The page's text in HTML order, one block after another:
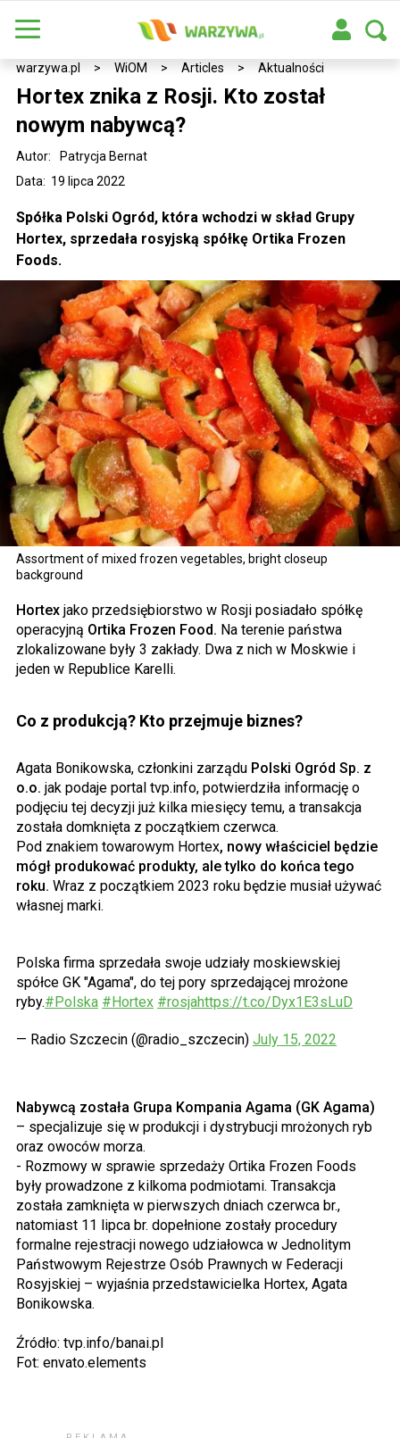
warzywa.pl > WiOM > Articles > Aktualności
Assortment of mixed frozen vegetables, bright closeup
background
Hortex znika z Rosji. Kto został
nowym nabywcą?
Data: 19 lipca 2022
Autor: Patrycja Bernat
Spółka Polski Ogród, która wchodzi w skład Grupy
Hortex, sprzedała rosyjską spółkę Ortika Frozen
Foods.
Hortex jako przedsiębiorstwo w Rosji posiadało spółkę
operacyjną Ortika Frozen Food. Na terenie państwa
zlokalizowane były 3 zakłady. Dwa z nich w Moskwie i
jeden w Republice Karelli.
Co z produkcją? Kto przejmuje biznes?
Agata Bonikowska, członkini zarządu Polski Ogród Sp. z
o.o. jak podaje portal tvp.info, potwierdziła informację o
podjęciu tej decyzji już kilka miesięcy temu, a transakcja
została domknięta z początkiem czerwca.
Pod znakiem towarowym Hortex, nowy właściciel będzie
mógł produkować produkty, ale tylko do końca tego
roku. Wraz z początkiem 2023 roku będzie musiał używać
własnej marki.
Polska firma sprzedała swoje udziały moskiewskiej
spółce GK "Agama", do tej pory sprzedającej mrożone
ryby.#Polska #Hortex #rosjahttps://t.co/Dyx1E3sLuD
— Radio Szczecin (@radio_szczecin) July 15, 2022
Nabywcą została Grupa Kompania Agama (GK Agama)
– specjalizuje się w produkcji i dystrybucji mrożonych ryb
oraz owoców morza.
- Rozmowy w sprawie sprzedaży Ortika Frozen Foods
były prowadzone z kilkoma podmiotami. Transakcja
została zamknięta w pierwszych dniach czerwca br.,
natomiast 11 lipca br. dopełnione zostały procedury
formalne rejestracji nowego udziałowca w Jednolitym
Państwowym Rejestrze Osób Prawnych w Federacji
Rosyjskiej – wyjaśnia przedstawicielka Hortex, Agata
Bonikowska.
Źródło: tvp.info/banai.pl
Fot: envato.elements